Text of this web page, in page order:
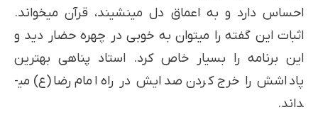
احساس دارد و به اعماق دل می­نشیند، قرآن می­خواند.
اثبات این گفته را می­توان به خوبی در چهره حضار دید و
این برنامه را بسیار خاص کرد. استاد پناهی بهترین
پاداشش را خرج کردن صدایش در راه امام رضا(ع) می­
داند.